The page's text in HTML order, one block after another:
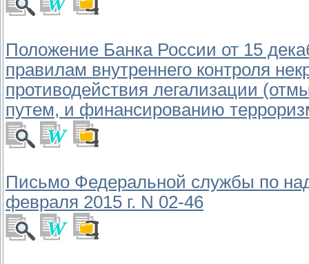
Положение Банка России от 15
правилам внутреннего контроля
противодействия легализации
путем, и финансированию
Письмо Федеральной службы по
февраля 2015 г. N 02-46